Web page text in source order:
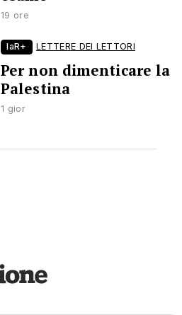
19 ore
laR+ LETTERE DEI LETTORI
Per non dimenticare la
Palestina
1 gior